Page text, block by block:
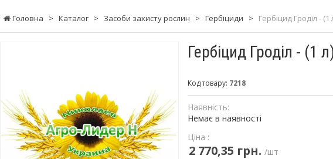
Головна > Каталог > Засоби захисту рослин > Гербіциди > Гербіцид Гроділ - (1
Гербіцид Гроділ - (1
Код товару: 7218
Наявність:
Немає в наявності
Ціна :
2 770,35 грн. /шт